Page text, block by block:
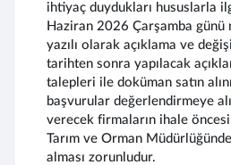
ihtiyaç duydukları hususlarla
Haziran 2026 Çarşamba
yazılı olarak açıklama ve
tarihten sonra yapılacak
talepleri ile doküman satın
başvurular değerlendirmeye
verecek firmaların ihale
Tarım ve Orman
alması zorunludur.